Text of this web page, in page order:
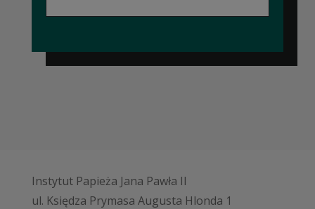
Instytut Papieża Jana Pawła II
ul. Księdza Prymasa Augusta Hlonda 1